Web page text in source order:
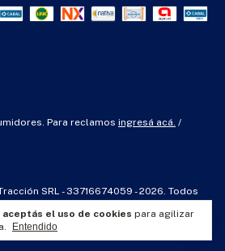
aceptás el uso de cookies para agilizar
Entendido
Para reclamos ingresá acá. /
SRL - 33716674059 - 2026. Todos